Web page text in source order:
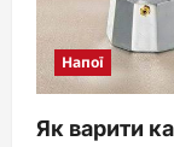
Напої
Як варити